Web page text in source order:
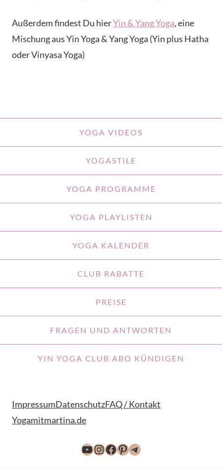
Außerdem findest Du hierYin & Yang Yoga, eine
Mischung aus Yin Yoga & Yang Yoga (Yin plus Hatha
oder Vinyasa Yoga)
YOGA VIDEOS
YOGASTILE
YOGA PROGRAMME
YOGA PLAYLISTEN
YOGA KALENDER
CLUB RABATTE
PREISE
FRAGEN UND ANTWORTEN
YIN YOGA CLUB ABO KÜNDIGEN
ImpressumDatenschutzFAQ / Kontakt
Yogamitmartina.de
YouTube
Instagram
Facebook
Pinterest
Telegram